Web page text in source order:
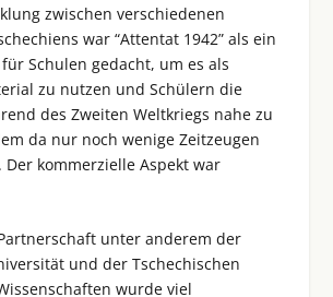
zwischen verschiedenen
war “Attentat 1942” als ein
Schulen gedacht, um es als
zu nutzen und Schülern die
des Zweiten Weltkriegs nahe zu
da nur noch wenige Zeitzeugen
Der kommerzielle Aspekt war
unter anderem der
und der Tschechischen
wurde viel